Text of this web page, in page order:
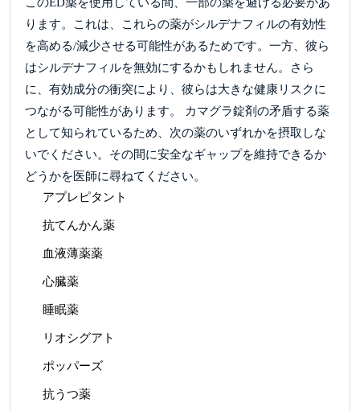
ります。これは、これらの薬がシルデナフィルの有効性
を高める/減少させる可能性があるためです。一方、彼ら
はシルデナフィルを無効にするかもしれません。さら
に、有効成分の衝突により、彼らは大きな健康リスクに
つながる可能性があります。 カマグラ錠剤の矛盾する薬
として知られているため、次の薬のいずれかを摂取しな
いでください。その間に安全なギャップを維持できるか
どうかを医師に尋ねてください。
アプレピタント
抗てんかん薬
血液薄薬薬
心臓薬
睡眠薬
リオシグアト
ポッパーズ
抗うつ薬